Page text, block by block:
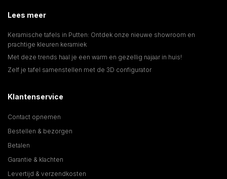
Lees meer
Keramische tafels in Putten: Ontdek onze nieuwe showroom en
prachtige kleuren keramiek
Met deze trends haal je een warm en gezellig najaar in huis!
Zelf je tafel samenstellen met de 3D configurator
Klantenservice
Contact opnemen
Bestellen & bezorgen
Betalen
Garantie & klachten
Levertijd & verzendkosten